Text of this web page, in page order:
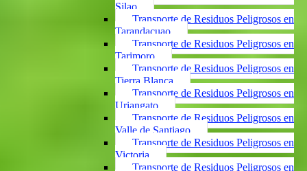
Silao
Transporte de Residuos Peligrosos en
Tarandacuao
Transporte de Residuos Peligrosos en
Tarimoro
Transporte de Residuos Peligrosos en
Tierra Blanca
Transporte de Residuos Peligrosos en
Uriangato
Transporte de Residuos Peligrosos en
Valle de Santiago
Transporte de Residuos Peligrosos en
Victoria
Transporte de Residuos Peligrosos en